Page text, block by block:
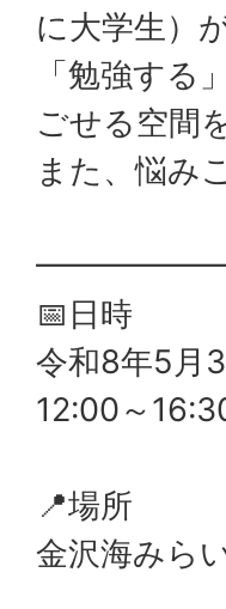
に大学生）
「勉強す
ごせる空間
また、悩み
📅日時
令和8年5月
12:00～
📍場所
金沢海みら